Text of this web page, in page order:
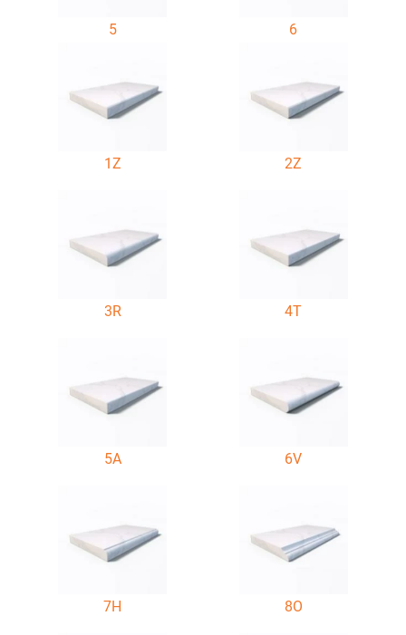
5 6
1Z 2Z
3R 4T
5A 6V
7H 8O